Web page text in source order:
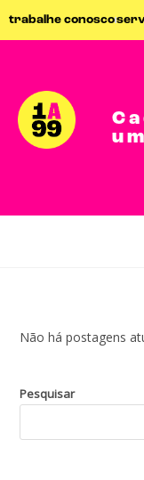
trabalhe conosco
Não há postagens
Pesquisar